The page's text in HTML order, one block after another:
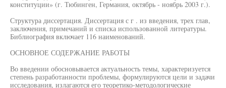
конституции» (г. Тюбинген, Германия, октябрь - ноябрь 2003 г.).
Структура диссертация. Диссертация с г . из введения, трех глав,
заключения, примечаний и списка использованной литературы.
Библиография включает 116 наименований.
ОСНОВНОЕ СОДЕРЖАНИЕ РАБОТЫ
Во введении обосновывается актуальность темы, характеризуется
степень разработанности проблемы, формулируются цели и задачи
исследования, излагаются его теоретико-методологические